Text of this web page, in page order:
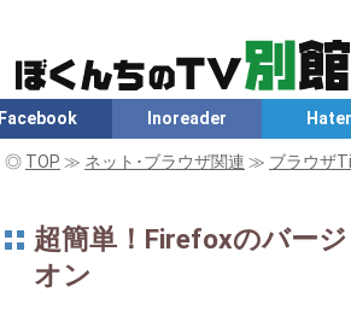
Facebook Inoreader
◎ TOP ≫ ネット･ブラウザ関連 ≫ ブラウザ
超簡単！Firefoxのバー
オン